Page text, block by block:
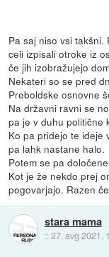
Pa saj niso vsi
celi izpisali otroke iz
če jih izobražujejo
Nekateri so se pred
Preboldske osnovne
Na državni ravni se
pa je v duhu politične
Ko pa pridejo te ideje
pa lahk nastane halo.
Potem se pa
Kot je že nekdo prej
pogovarjajo. Razen
stara mama
::27. avg 2021,